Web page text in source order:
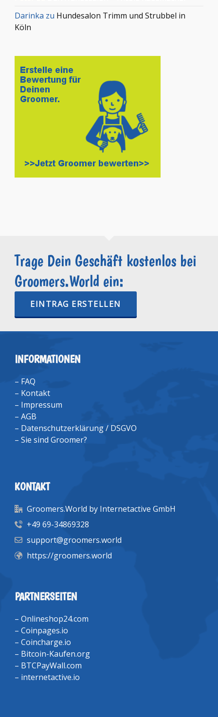
Darinka zu Hundesalon Trimm und Strubbel in
Köln
Trage Dein Geschäft kostenlos bei
Groomers.World ein:
EINTRAG ERSTELLEN
INFORMATIONEN
– FAQ
– Kontakt
– Impressum
– AGB
– Datenschutzerklärung / DSGVO
– Sie sind Groomer?
KONTAKT
Groomers.World by Internetactive GmbH
+49 69-34869328
support@groomers.world
https://groomers.world
PARTNERSEITEN
– Onlineshop24.com
– Coinpages.io
– Coincharge.io
– Bitcoin-Kaufen.org
– BTCPayWall.com
– internetactive.io